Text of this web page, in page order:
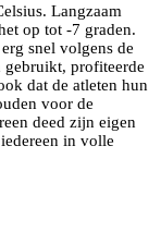
Langzaam
op tot -7 graden.
snel volgens de
gebruikt, profiteerde
dat de atleten hun
voor de
deed zijn eigen
in volle